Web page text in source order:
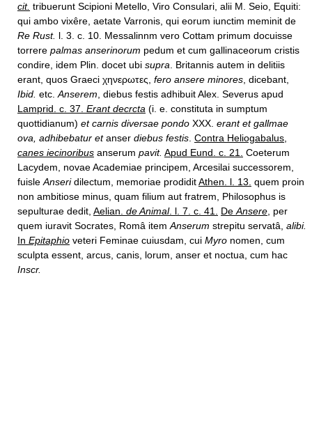
cit. tribuerunt Scipioni Metello, Viro Consulari, alii M. Seio, Equiti:
qui ambo vixêre, aetate Varronis, qui eorum iunctim meminit de
Re Rust. l. 3. c. 10. Messalinnm vero Cottam primum docuisse
torrere palmas anserinorum pedum et cum gallinaceorum cristis
condire, idem Plin. docet ubi supra . Britannis autem in delitiis
erant, quos Graeci χηνερωτες, fero ansere minores , dicebant,
Ibid. etc. Anserem , diebus festis adhibuit Alex. Severus apud
Lamprid. c. 37. Erant decrcta (i. e. constituta in sumptum
quottidianum) et carnis diversae pondo XXX. erant et gallmae
ova, adhibebatur etanser diebus festis Contra Heliogabalus,
canes iecinoribus anserum pavit. Apud Eund. c. 21.
Coeterum
Lacydem, novae Academiae principem, Arcesilai successorem,
fuisle Anseridilectum, memoriae prodiditAthen. l. 13. quem proin
non ambitiose minus, quam filium aut fratrem, Philosophus is
sepulturae dedit, Aelian. de Animal. l. 7. c. 41. De Ansere per
quem iuravit Socrates, Româ item Anserum strepitu servatâ, alibi.
In Epitaphio veteri Feminae cuiusdam, cui Myro nomen, cum
sculpta essent, arcus, canis, lorum, anser et noctua, cum hac
Inscr.